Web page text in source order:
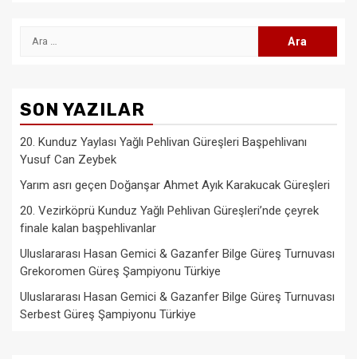
Arama:
SON YAZILAR
20. Kunduz Yaylası Yağlı Pehlivan Güreşleri Başpehlivanı
Yusuf Can Zeybek
Yarım asrı geçen Doğanşar Ahmet Ayık Karakucak Güreşleri
20. Vezirköprü Kunduz Yağlı Pehlivan Güreşleri’nde çeyrek
finale kalan başpehlivanlar
Uluslararası Hasan Gemici & Gazanfer Bilge Güreş Turnuvası
Grekoromen Güreş Şampiyonu Türkiye
Uluslararası Hasan Gemici & Gazanfer Bilge Güreş Turnuvası
Serbest Güreş Şampiyonu Türkiye